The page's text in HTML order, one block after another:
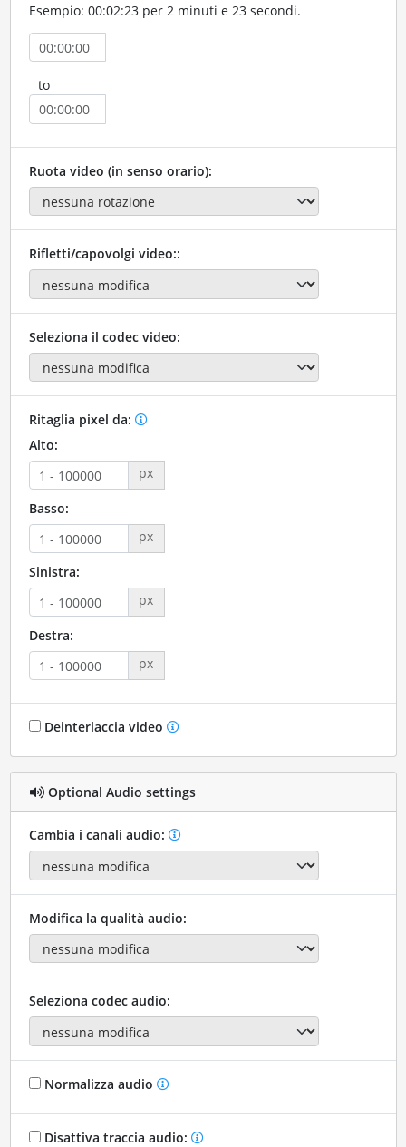
Esempio: 00:02:23 per 2 minuti e 23 secondi.
to
Ruota video (in senso orario):
Rifletti/capovolgi video::
Seleziona il codec video:
Ritaglia pixel da:
Alto:
px
Basso:
px
Sinistra:
px
Destra:
px
Deinterlaccia video
Optional Audio settings
Cambia i canali audio:
Modifica la qualità audio:
Seleziona codec audio:
Normalizza audio
Disattiva traccia audio: